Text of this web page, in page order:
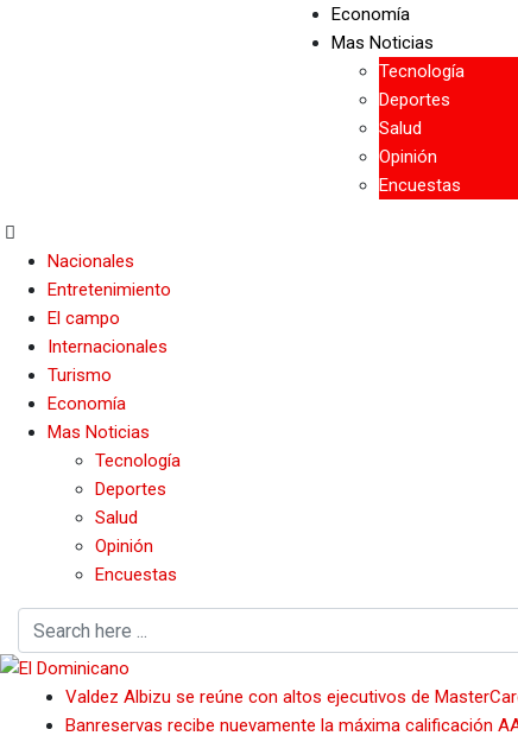
Economía
Mas Noticias
Tecnología
Deportes
Salud
Opinión
Encuestas
Nacionales
Entretenimiento
El campo
Internacionales
Turismo
Economía
Mas Noticias
Tecnología
Deportes
Salud
Opinión
Encuestas
Valdez Albizu se reúne con altos ejecutivos de
Banreservas recibe nuevamente la máxima calificación